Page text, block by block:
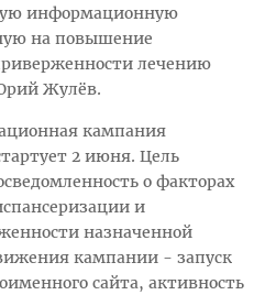
информационную
на повышение
лечению
Жулёв.
кампания
2 июня. Цель
о факторах
и
назначенной
кампании - запуск
сайта, активность